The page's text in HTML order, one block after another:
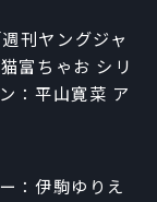
刊ヤングジャ
富ちゃお シリ
：平山寛菜 ア
：伊駒ゆりえ